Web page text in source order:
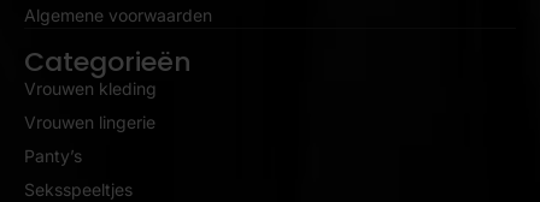
Algemene voorwaarden
Categorieën
Vrouwen kleding
Vrouwen lingerie
Panty’s
Seksspeeltjes